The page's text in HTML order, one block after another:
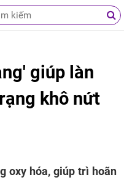
giúp làn
khô nứt
oxy hóa, giúp trì hoãn